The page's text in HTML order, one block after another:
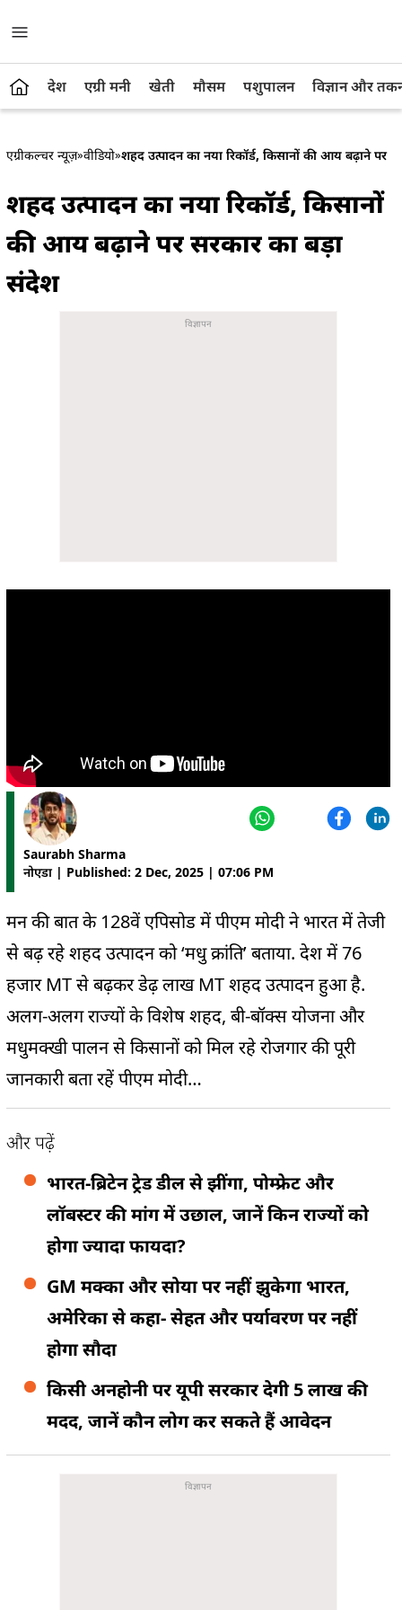
देश एग्री मनी खेती मौसम पशुपालन विज्ञान और
एग्रीकल्चर न्यूज़»वीडियो»शहद उत्पादन का नया रिकॉर्ड, किसानों की आय बढ़ाने पर
शहद उत्पादन का नया रिकॉर्ड, किसानों
की आय बढ़ाने पर सरकार का बड़ा
संदेश
Saurabh Sharma
नोएडा | Published: 2 Dec, 2025 | 07:06 PM
मन की बात के 128वें एपिसोड में पीएम मोदी ने भारत में तेजी
से बढ़ रहे शहद उत्पादन को ‘मधु क्रांति’ बताया. देश में 76
हजार MT से बढ़कर डेढ़ लाख MT शहद उत्पादन हुआ है.
अलग-अलग राज्यों के विशेष शहद, बी-बॉक्स योजना और
मधुमक्खी पालन से किसानों को मिल रहे रोजगार की पूरी
जानकारी बता रहें पीएम मोदी…
और पढ़ें
भारत-ब्रिटेन ट्रेड डील से झींगा, पोम्फ्रेट और
लॉबस्टर की मांग में उछाल, जानें किन राज्यों को
होगा ज्यादा फायदा?
GM मक्का और सोया पर नहीं झुकेगा भारत,
अमेरिका से कहा- सेहत और पर्यावरण पर नहीं
होगा सौदा
किसी अनहोनी पर यूपी सरकार देगी 5 लाख की
मदद, जानें कौन लोग कर सकते हैं आवेदन